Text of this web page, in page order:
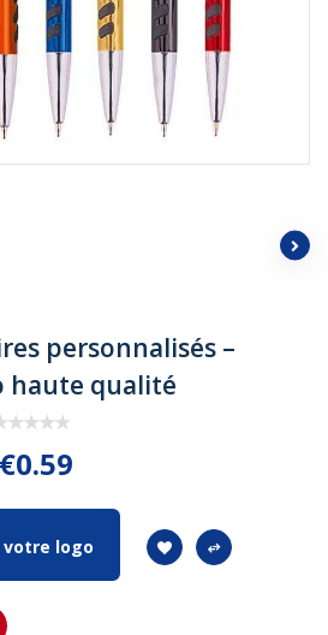
personnalisés –
haute qualité
€0.59
votre logo